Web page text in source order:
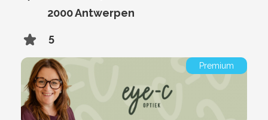
2000 Antwerpen
5
Premium